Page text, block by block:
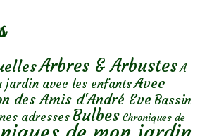
Arbres & Arbustes A
jardin avec les enfantsAvec
des Amis d'André Eve Bassin
adresses Bulbes Chroniques de